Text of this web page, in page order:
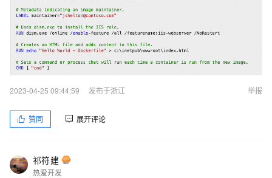
2023-04-25 09:44:59 发布于浙江 举报
赞同 展开评论
祁符建
热爱开发